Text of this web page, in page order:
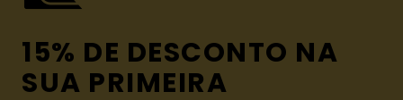
15% DE DESCONTO NA
SUA PRIMEIRA